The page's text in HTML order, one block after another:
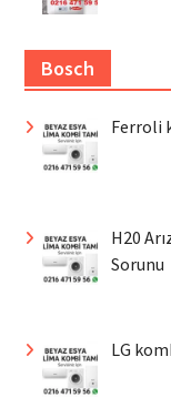
Bosch
Ferroli
H20
Sorunu
LG